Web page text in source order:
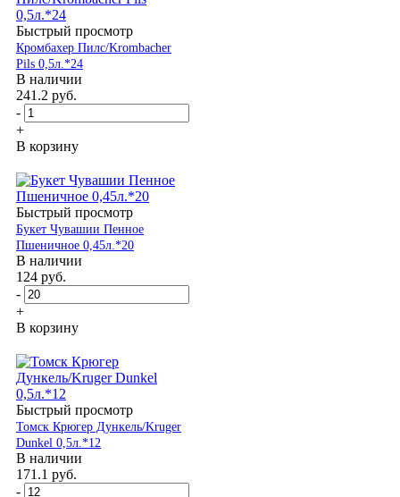
Быстрый просмотр
Кромбахер Пилс/Krombacher
Pils 0,5л.*24
В наличии
241.2 руб.
-
+
В корзину
Быстрый просмотр
Букет Чувашии Пенное
Пшеничное 0,45л.*20
В наличии
124 руб.
-
+
В корзину
Быстрый просмотр
Томск Крюгер Дункель/Kruger
Dunkel 0,5л.*12
В наличии
171.1 руб.
-